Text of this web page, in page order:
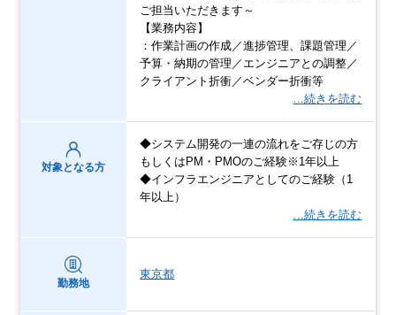
ご担当いただきます～
【業務内容】
：作業計画の作成／進捗管理、課題管理／
予算・納期の管理／エンジニアとの調整／
クライアント折衝／ベンダー折衝等
…続きを読む
対象となる方
◆システム開発の一連の流れをご存じの方
もしくはPM・PMOのご経験※1年以上
◆インフラエンジニアとしてのご経験（1
年以上）
…続きを読む
勤務地
東京都